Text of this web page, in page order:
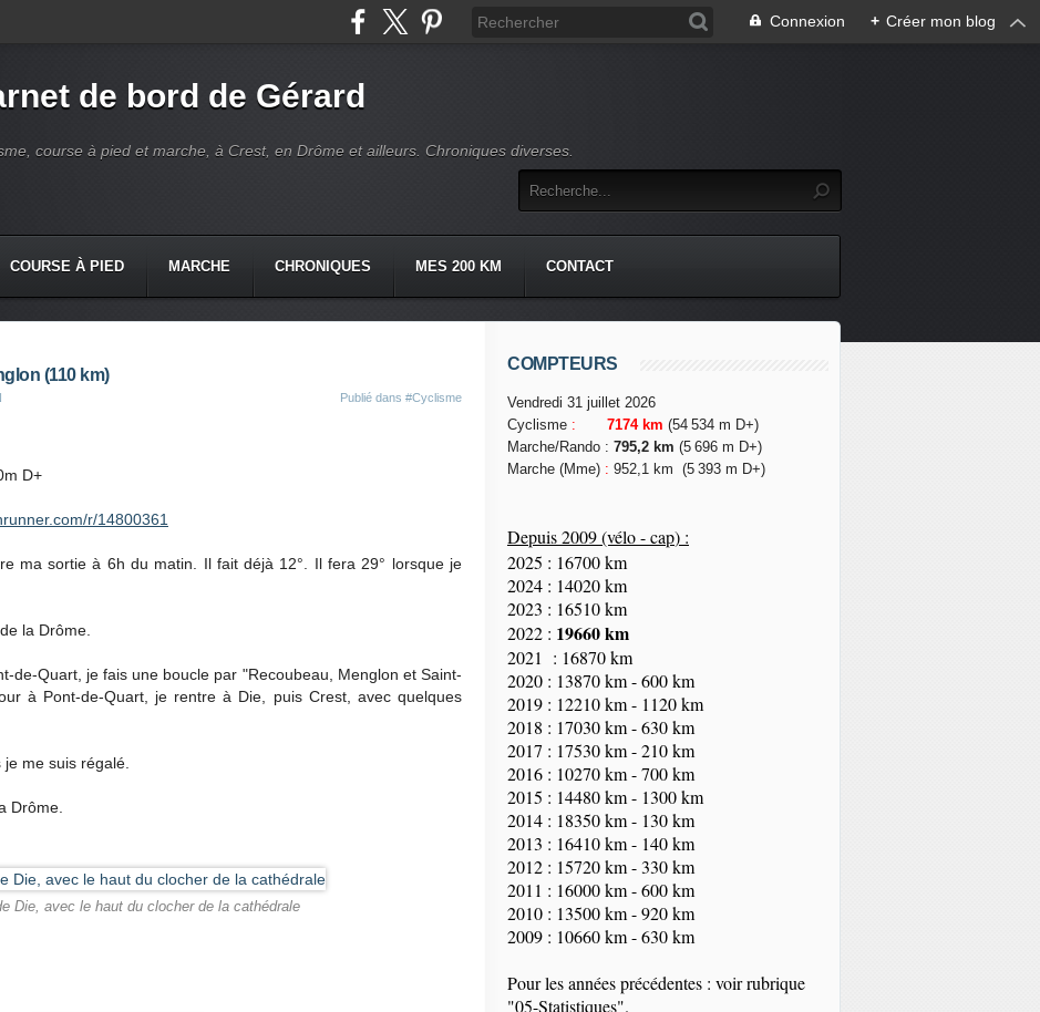
Connexion + Créer mon blog
de bord de Gérard
course à pied et marche, à Crest, en Drôme et ailleurs. Chroniques diverses.
COURSE À PIED MARCHE CHRONIQUES MES 200 KM CONTACT
(110 km)
Publié dans #Cyclisme
D+
r/14800361
ma sortie à 6h du matin. Il fait déjà 12°. Il fera 29° lorsque je
la Drôme.
de-Quart, je fais une boucle par "Recoubeau, Menglon et Saint-
à Pont-de-Quart, je rentre à Die, puis Crest, avec quelques
me suis régalé.
Drôme.
Die, avec le haut du clocher de la cathédrale
COMPTEURS
Vendredi 31 juillet 2026
Cyclisme : 7174 km (54 534 m D+)
Marche/Rando : 795,2 km (5 696 m D+)
Marche (Mme) : 952,1 km (5 393 m D+)
Depuis 2009 (vélo - cap) :
2025 : 16700 km
2024 : 14020 km
2023 : 16510 km
2022 : 19660 km
2021 : 16870 km
2020 : 13870 km - 600 km
2019 : 12210 km - 1120 km
2018 : 17030 km - 630 km
2017 : 17530 km - 210 km
2016 : 10270 km - 700 km
2015 : 14480 km - 1300 km
2014 : 18350km- 130 km
2013 : 16410 km - 140 km
2012 : 15720 km - 330 km
2011 : 16000 km - 600 km
2010 : 13500 km - 920 km
2009 : 10660 km - 630 km
Pour les années précédentes : voir rubrique
"05-Statistiques".